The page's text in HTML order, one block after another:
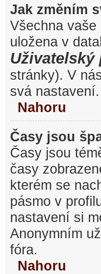
Jak změním
Všechna
uložena v
Uživatelský
stránky). V
svá nastavení.
Nahoru
Časy jsou
Časy jsou
časy
kterém se
pásmo v
nastavení si
Anonymním
fóra.
Nahoru